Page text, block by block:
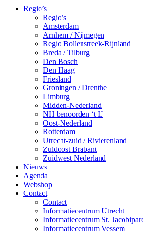
Regio’s
Regio’s
Amsterdam
Arnhem / Nijmegen
Regio Bollenstreek-Rijnland
Breda / Tilburg
Den Bosch
Den Haag
Friesland
Groningen / Drenthe
Limburg
Midden-Nederland
NH benoorden ‘t IJ
Oost-Nederland
Rotterdam
Utrecht-zuid / Rivierenland
Zuidoost Brabant
Zuidwest Nederland
Nieuws
Agenda
Webshop
Contact
Contact
Informatiecentrum Utrecht
Informatiecentrum St.
Informatiecentrum Vessem